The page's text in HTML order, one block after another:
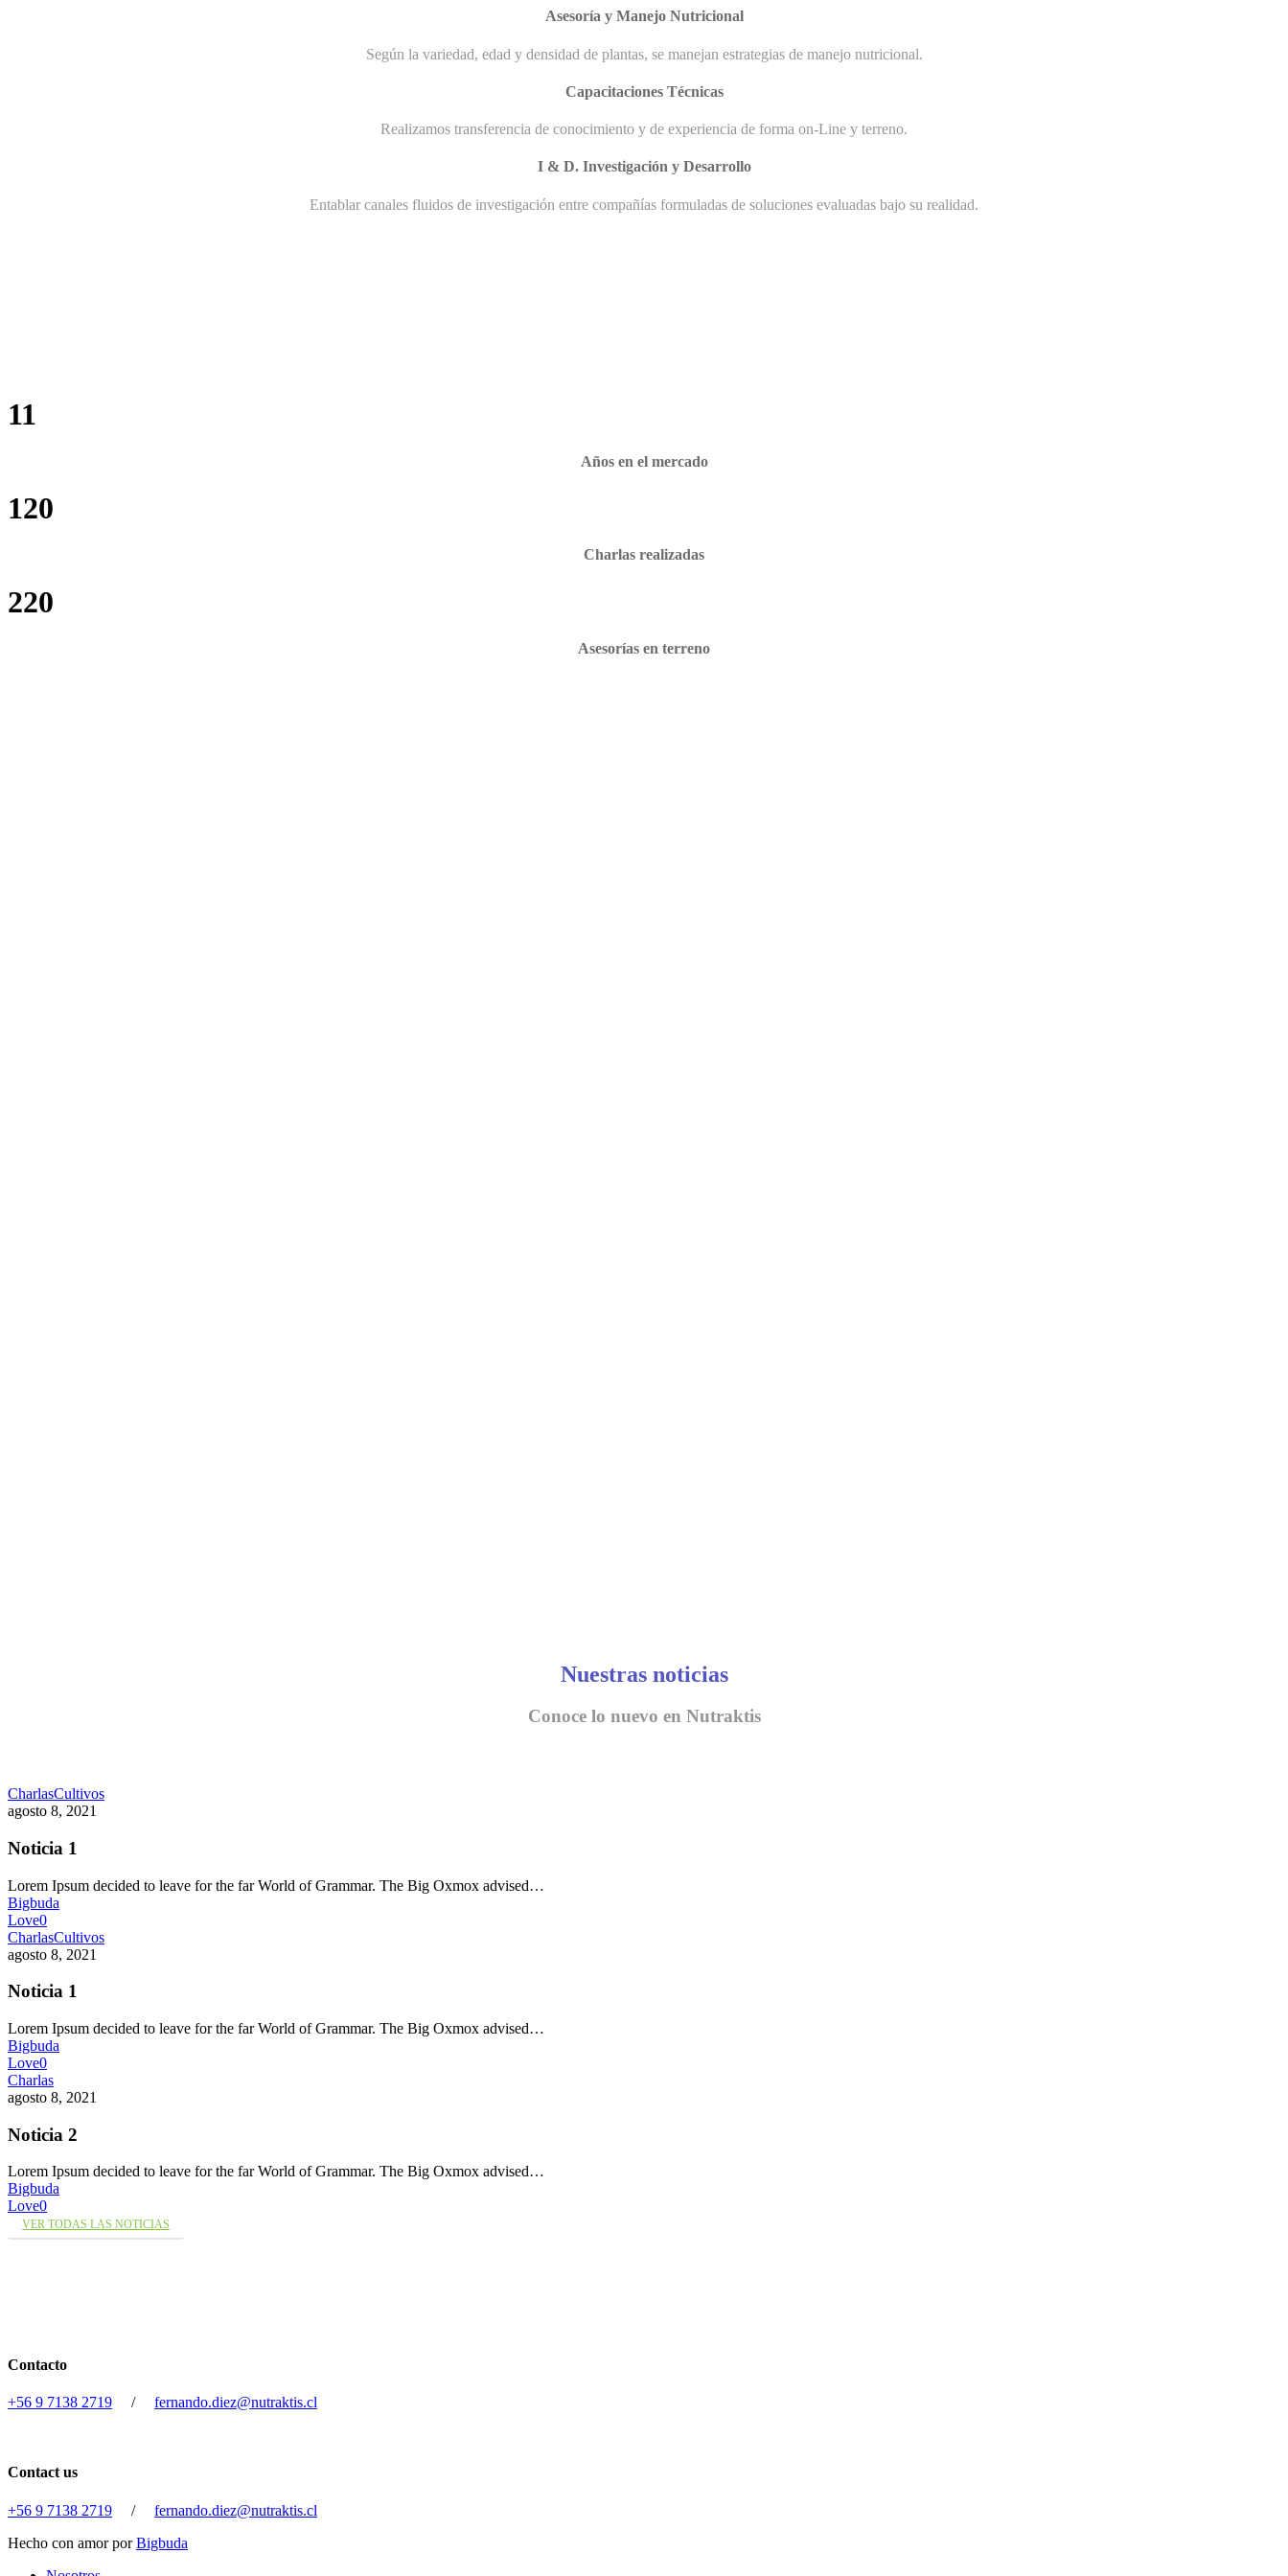
Asesoría y Manejo Nutricional
Según la variedad, edad y densidad de plantas, se manejan estrategias de manejo nutricional.
Capacitaciones Técnicas
Realizamos transferencia de conocimiento y de experiencia de forma on-Line y terreno.
I & D. Investigación y Desarrollo
Entablar canales fluidos de investigación entre compañías formuladas de soluciones evaluadas bajo su realidad.
11
Años en el mercado
120
Charlas realizadas
220
Asesorías en terreno
Nuestras noticias
Conoce lo nuevo en Nutraktis
CharlasCultivos
agosto 8, 2021
Noticia 1
Lorem Ipsum decided to leave for the far World of Grammar. The Big Oxmox advised…
Bigbuda
Love0
CharlasCultivos
agosto 8, 2021
Noticia 1
Lorem Ipsum decided to leave for the far World of Grammar. The Big Oxmox advised…
Bigbuda
Love0
Charlas
agosto 8, 2021
Noticia 2
Lorem Ipsum decided to leave for the far World of Grammar. The Big Oxmox advised…
Bigbuda
Love0
VER TODAS LAS NOTICIAS
Contacto
+56 9 7138 2719 / fernando.diez@nutraktis.cl
Contact us
+56 9 7138 2719 / fernando.diez@nutraktis.cl
Hecho con amor porBigbuda